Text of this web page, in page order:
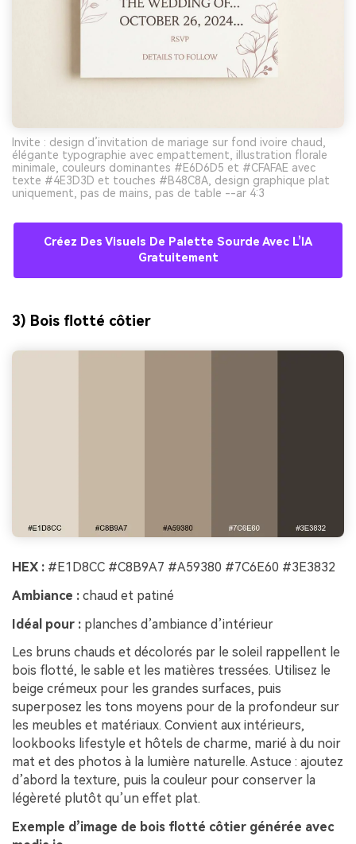
Invite : design d’invitation de mariage sur fond ivoire chaud,
élégante typographie avec empattement, illustration florale
minimale, couleurs dominantes #E6D6D5 et #CFAFAE avec
texte #4E3D3D et touches #B48C8A, design graphique plat
uniquement, pas de mains, pas de table --ar 4:3
Créez Des Visuels De Palette Sourde Avec L’IA
Gratuitement
3) Bois flotté côtier
HEX : #E1D8CC #C8B9A7 #A59380 #7C6E60 #3E3832
Ambiance : chaud et patiné
Idéal pour : planches d’ambiance d’intérieur
Les bruns chauds et décolorés par le soleil rappellent le
bois flotté, le sable et les matières tressées. Utilisez le
beige crémeux pour les grandes surfaces, puis
superposez les tons moyens pour de la profondeur sur
les meubles et matériaux. Convient aux intérieurs,
lookbooks lifestyle et hôtels de charme, marié à du noir
mat et des photos à la lumière naturelle. Astuce : ajoutez
d’abord la texture, puis la couleur pour conserver la
légèreté plutôt qu’un effet plat.
Exemple d’image de bois flotté côtier générée avec